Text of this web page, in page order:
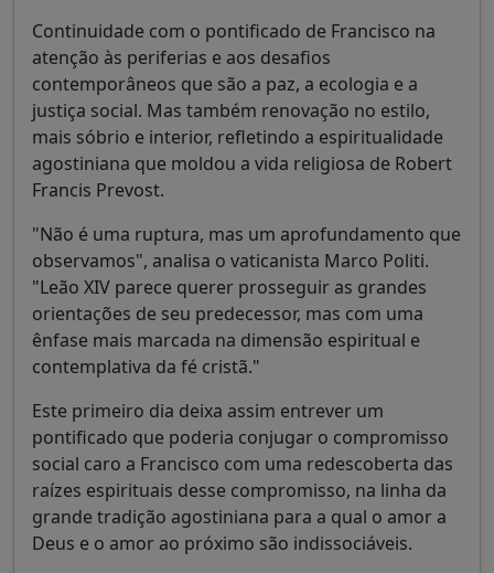
Continuidade com o pontificado de Francisco na
atenção às periferias e aos desafios
contemporâneos que são a paz, a ecologia e a
justiça social. Mas também renovação no estilo,
mais sóbrio e interior, refletindo a espiritualidade
agostiniana que moldou a vida religiosa de Robert
Francis Prevost.
"Não é uma ruptura, mas um aprofundamento que
observamos", analisa o vaticanista Marco Politi.
"Leão XIV parece querer prosseguir as grandes
orientações de seu predecessor, mas com uma
ênfase mais marcada na dimensão espiritual e
contemplativa da fé cristã."
Este primeiro dia deixa assim entrever um
pontificado que poderia conjugar o compromisso
social caro a Francisco com uma redescoberta das
raízes espirituais desse compromisso, na linha da
grande tradição agostiniana para a qual o amor a
Deus e o amor ao próximo são indissociáveis.